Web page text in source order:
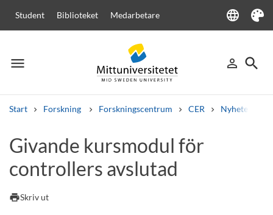
Student Biblioteket Medarbetare language
Language
Tema
menu
Meny person_outline
Logga in
search
Sök
Start Forskning Forskningscentrum CER Nyheter från
Andra söktjänster
Kurser och program Kursplaner Välkomstbrev
Givande kursmodul för
controllers avslutad
printSkriv ut